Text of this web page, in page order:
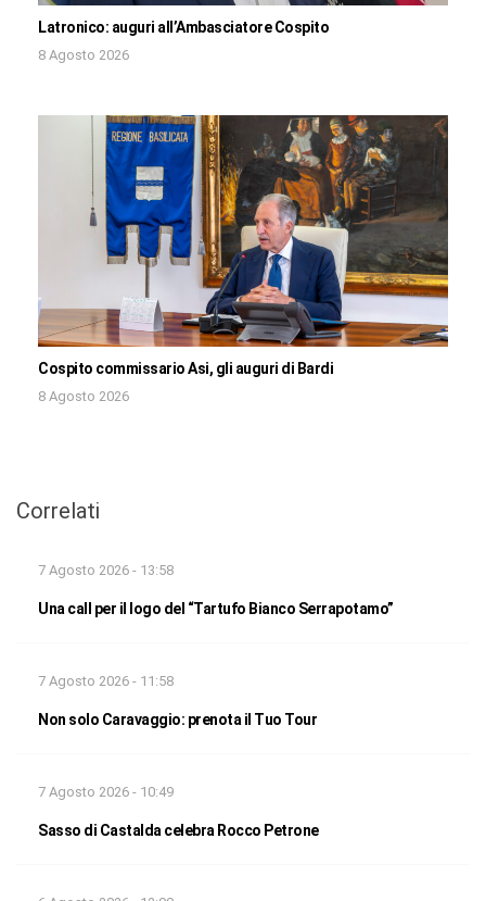
Latronico: auguri all’Ambasciatore Cospito
8 Agosto 2026
Cospito commissario Asi, gli auguri di Bardi
8 Agosto 2026
Correlati
7 Agosto 2026 - 13:58
Una call per il logo del “Tartufo Bianco Serrapotamo”
7 Agosto 2026 - 11:58
Non solo Caravaggio: prenota il Tuo Tour
7 Agosto 2026 - 10:49
Sasso di Castalda celebra Rocco Petrone